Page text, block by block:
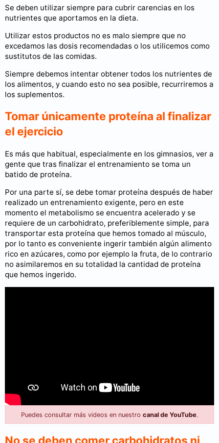
Se deben utilizar siempre para cubrir carencias en los
nutrientes que aportamos en la dieta.
Utilizar estos productos no es malo siempre que no
excedamos las dosis recomendadas o los utilicemos como
sustitutos de las comidas.
Siempre debemos intentar obtener todos los nutrientes de
los alimentos, y cuando esto no sea posible, recurriremos a
los suplementos.
Tomar únicamente proteína al finalizar
el ejercicio
Es más que habitual, especialmente en los gimnasios, ver a
gente que tras finalizar el entrenamiento se toma un
batido de proteína.
Por una parte sí, se debe tomar proteína después de haber
realizado un entrenamiento exigente, pero en este
momento el metabolismo se encuentra acelerado y se
requiere de un carbohidrato, preferiblemente simple, para
transportar esta proteína que hemos tomado al músculo,
por lo tanto es conveniente ingerir también algún alimento
rico en azúcares, como por ejemplo la fruta, de lo contrario
no asimilaremos en su totalidad la cantidad de proteína
que hemos ingerido.
Puedes consultar más videos en nuestro canal de YouTube.